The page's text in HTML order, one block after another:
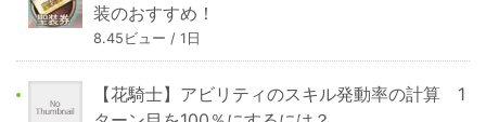
装のおすすめ！
8.45ビュー / 1日
【花騎士】アビリティのスキル発動率の計算 1